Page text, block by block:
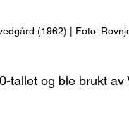
(1962) | Foto:
tallet og ble brukt